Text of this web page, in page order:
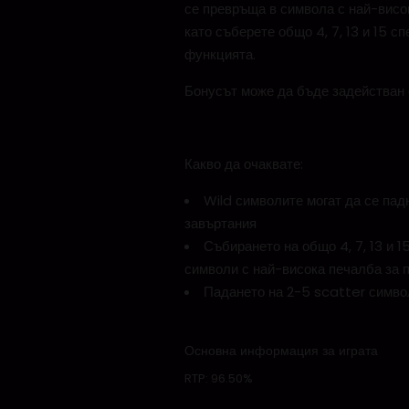
се превръща в символа с най-
като съберете общо 4, 7, 13 и 15
функцията.
Бонусът може да бъде
Какво да очаквате:
Wild символите могат да се
завъртания
Събирането на общо 4, 7, 13 и
символи с най-висока печалба за
Падането на 2-5 scatter
Основна информация за играта
RTP: 96.50%